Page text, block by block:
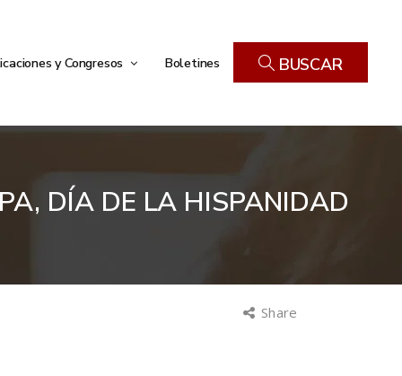
y Congresos Boletines BUSCAR
DÍA DE LA HISPANIDAD
Share